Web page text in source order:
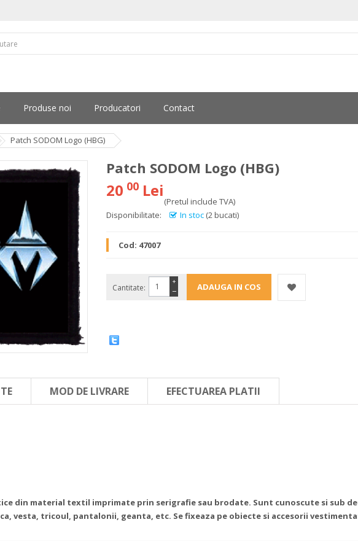
Produse noi Producatori Contact
Patch SODOM Logo (HBG)
Patch SODOM Logo (HBG)
20 00 Lei
(Pretul include TVA)
Disponibilitate:
In stoc (2 bucati)
Cod: 47007
Cantitate: −
+
MOD DE LIVRARE EFECTUAREA PLATII
din material textil imprimate prin serigrafie sau brodate. Sunt cunoscute si sub
vesta, tricoul, pantalonii, geanta, etc. Se fixeaza pe obiecte si accesorii